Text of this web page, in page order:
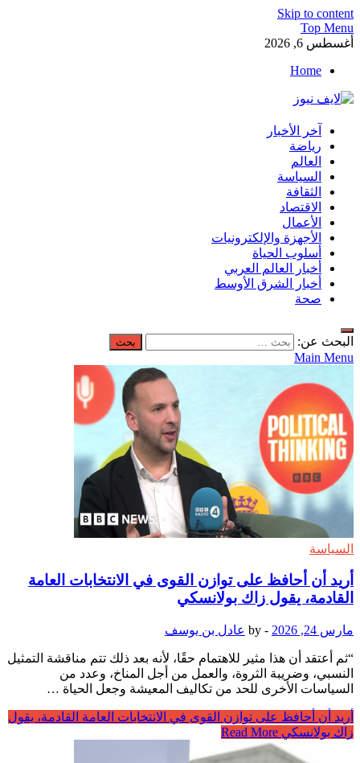
Skip to content
Top Menu
أغسطس 6, 2026
Home
لايف نيوز
آخر الأخبار العاجلة لحظة بلحظة من العالم العربي والعالم
آخر الأخبار
رياضة
العالم
السياسة
الثقافة
الاقتصاد
الأعمال
الأجهزة والإلكترونيات
أسلوب الحياة
أخبار العالم العربي
أخبار الشرق الأوسط
صحة
البحث عن:
Main Menu
السياسة
أريد أن أحافظ على توازن القوى في الانتخابات العامة
القادمة، يقول زاك بولانسكي
مارس 24, 2026 -
by عادل بن يوسف
“ثم أعتقد أن هذا مثير للاهتمام حقًا، لأنه بعد ذلك تتم مناقشة التمثيل
النسبي، وضريبة الثروة، والعمل من أجل المناخ، وعدد من
السياسات الأخرى للحد من تكاليف المعيشة وجعل الحياة …
أريد أن أحافظ على توازن القوى في الانتخابات العامة القادمة، يقول
زاك بولانسكي